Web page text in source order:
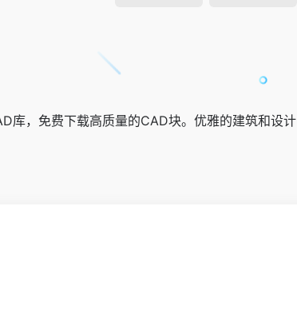
库，免费下载高质量的CAD块。优雅的建筑和设计